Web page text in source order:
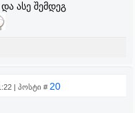
ასე შემდეგ
| პოსტი # 20